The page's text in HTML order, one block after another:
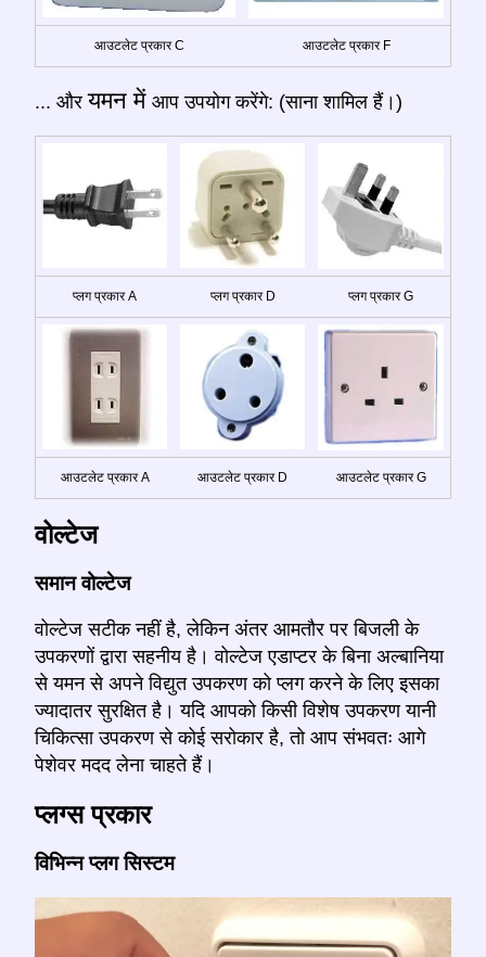
आउटलेट प्रकार C आउटलेट प्रकार F
... औरयमन में आप उपयोग करेंगे: (साना शामिल हैं।)
प्लग प्रकार A प्लग प्रकार D प्लग प्रकार G
आउटलेट प्रकार A आउटलेट प्रकार D आउटलेट प्रकार G
वोल्टेज
समान वोल्टेज
वोल्टेज सटीक नहीं है, लेकिन अंतर आमतौर पर बिजली के
उपकरणों द्वारा सहनीय है। वोल्टेज एडाप्टर के बिना अल्बानिया
से यमन से अपने विद्युत उपकरण को प्लग करने के लिए इसका
ज्यादातर सुरक्षित है। यदि आपको किसी विशेष उपकरण यानी
चिकित्सा उपकरण से कोई सरोकार है, तो आप संभवतः आगे
पेशेवर मदद लेना चाहते हैं।
प्लग्स प्रकार
विभिन्न प्लग सिस्टम